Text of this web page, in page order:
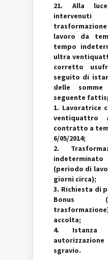
21. Alla
lavoro da
tempo
ultra
corretto
seguito di
delle
seguente
1. Lavoratrice
ventiquattro
contratto a
6/05/2014;
2.
indeterminato
(periodo di
giorni circa);
3. Richiesta di
Bonus
accolta;
4. Istanza
sgravio.